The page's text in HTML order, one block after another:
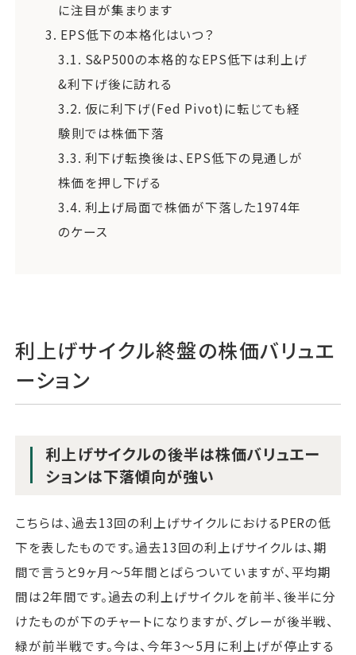
に注目が集まります
3. EPS低下の本格化はいつ？
3.1. S&P500の本格的なEPS低下は利上げ
&利下げ後に訪れる
3.2. 仮に利下げ(Fed Pivot)に転じても経
験則では株価下落
3.3. 利下げ転換後は、EPS低下の見通しが
株価を押し下げる
3.4. 利上げ局面で株価が下落した1974年
のケース
利上げサイクル終盤の株価バリュエ
ーション
利上げサイクルの後半は株価バリュエー
ションは下落傾向が強い
こちらは、過去13回の利上げサイクルにおけるPERの低
下を表したものです。過去13回の利上げサイクルは、期
間で言うと9ヶ月～5年間とばらついていますが、平均期
間は2年間です。過去の利上げサイクルを前半、後半に分
けたものが下のチャートになりますが、グレーが後半戦、
緑が前半戦です。今は、今年3～5月に利上げが停止する